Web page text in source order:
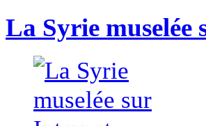
La Syrie muselée